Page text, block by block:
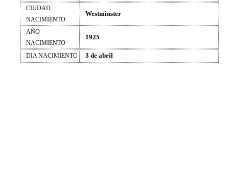
CIUDAD
NACIMIENTO
Westminster
AÑO
NACIMIENTO
1925
DIA NACIMIENTO 3 de abril